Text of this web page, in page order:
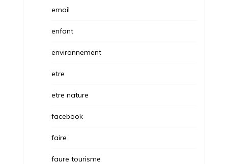
email
enfant
environnement
etre
etre nature
facebook
faire
faure tourisme